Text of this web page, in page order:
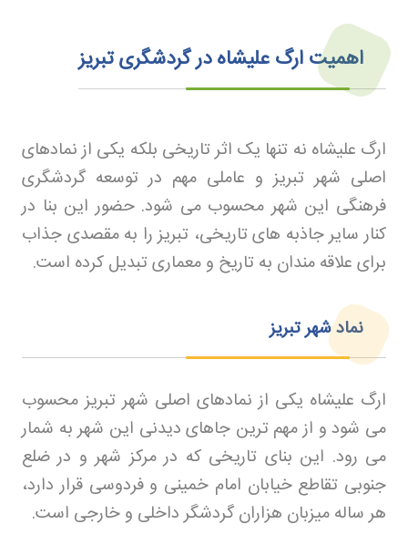
اهمیت ارگ علیشاه در گردشگری تبریز
ارگ علیشاه نه تنها یک اثر تاریخی بلکه یکی از نمادهای
اصلی شهر تبریز و عاملی مهم در توسعه گردشگری
فرهنگی این شهر محسوب می شود. حضور این بنا در
کنار سایر جاذبه های تاریخی، تبریز را به مقصدی جذاب
برای علاقه مندان به تاریخ و معماری تبدیل کرده است.
نماد شهر تبریز
ارگ علیشاه یکی از نمادهای اصلی شهر تبریز محسوب
می شود و از مهم ترین جاهای دیدنی این شهر به شمار
می رود. این بنای تاریخی که در مرکز شهر و در ضلع
جنوبی تقاطع خیابان امام خمینی و فردوسی قرار دارد،
هر ساله میزبان هزاران گردشگر داخلی و خارجی است.